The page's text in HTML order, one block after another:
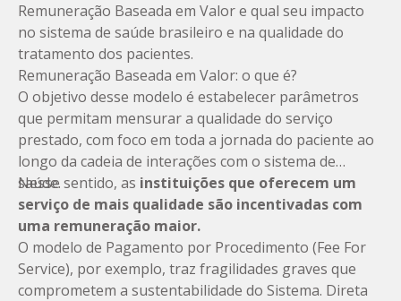
Remuneração Baseada em Valor e qual seu impacto
no sistema de saúde brasileiro e na qualidade do
tratamento dos pacientes.
Remuneração Baseada em Valor: o que é?
O objetivo desse modelo é estabelecer parâmetros
que permitam mensurar a qualidade do serviço
prestado, com foco em toda a jornada do paciente ao
longo da cadeia de interações com o sistema de
saúde.
Nesse sentido, as instituições que oferecem um
serviço de mais qualidade são incentivadas com
uma remuneração maior.
O modelo de Pagamento por Procedimento (Fee For
Service), por exemplo, traz fragilidades graves que
comprometem a sustentabilidade do Sistema. Direta